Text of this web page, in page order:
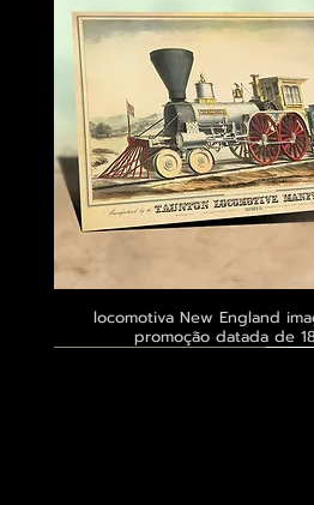
Visualização rápida
locomotiva New England
promoção datada de